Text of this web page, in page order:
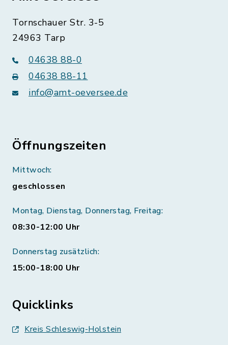
Tornschauer Str. 3-5
24963 Tarp
04638 88-0
04638 88-11
info@amt-oeversee.de
Öffnungszeiten
Mittwoch:
geschlossen
Montag, Dienstag, Donnerstag, Freitag:
08:30-12:00 Uhr
Donnerstag zusätzlich:
15:00-18:00 Uhr
Quicklinks
Kreis Schleswig-Holstein